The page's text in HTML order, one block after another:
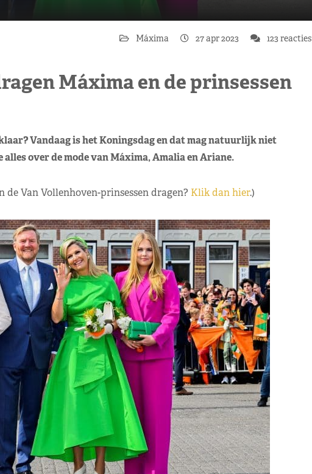
Máxima 27 apr 2023 123 reacties
Máxima en de prinsessen
Vandaag is het Koningsdag en dat mag natuurlijk niet
over de mode van Máxima, Amalia en Ariane.
Van Vollenhoven-prinsessen dragen? Klik dan hier.)